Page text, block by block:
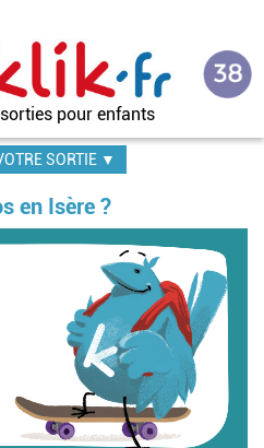
pour enfants
SORTIE ▼
en Isère ?